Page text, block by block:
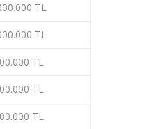
TL
TL
TL
TL
TL